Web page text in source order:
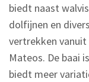
biedt naast
dolfijnen en
vertrekken
Mateos. De baai
biedt meer